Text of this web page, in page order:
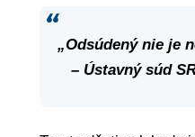
„Odsúdený nie je
– Ústavný súd